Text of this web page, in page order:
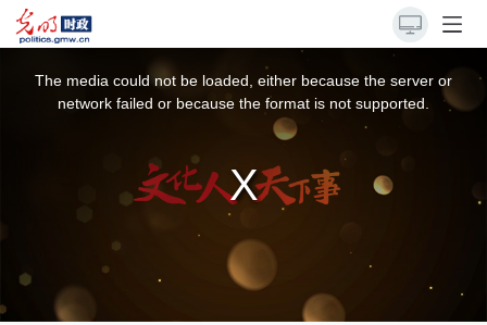
The media could not be loaded, either because the server or
network failed or because the format is not supported.